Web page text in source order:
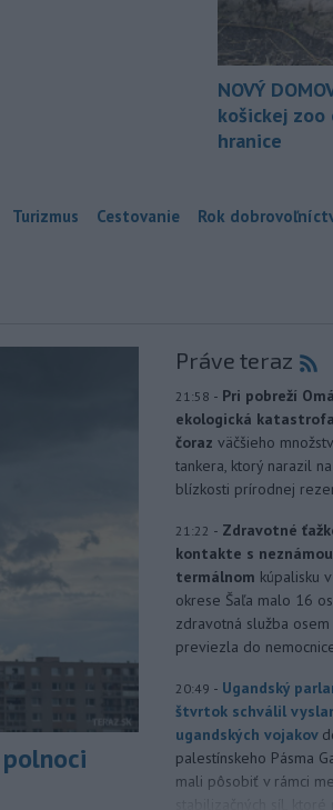
NOVÝ
košickej zoo
hranice
Turizmus Cestovanie Rok
polnoci
Práve teraz
21:58 - Pri pobreží
ekologická
čoraz väčšieho
tankera, ktorý narazil
blízkosti prírodnej
21:22 - Zdravotné
kontakte s
termálnom kúpalisku
okrese Šaľa malo 16
zdravotná služba osem
previezla do
20:49 - Ugandský
štvrtok schválil
ugandských vojakov
palestínskeho Pásma
mali pôsobiť v rámci